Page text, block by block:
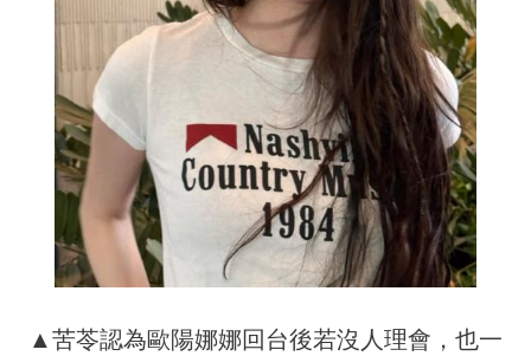
▲苦苓認為歐陽娜娜回台後若沒人理會，也一